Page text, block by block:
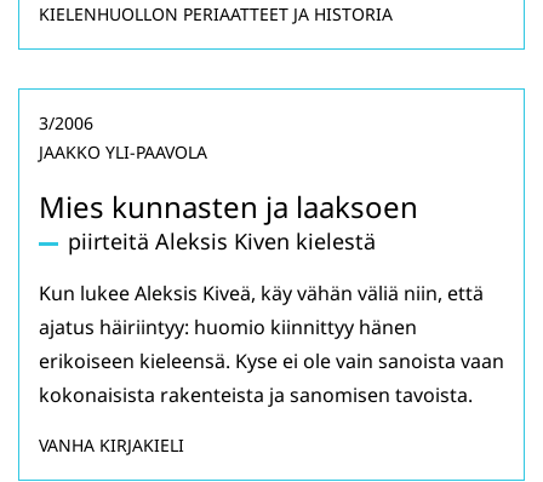
KIELENHUOLLON PERIAATTEET JA HISTORIA
Mies kunnasten ja laaksoen
piirteitä Aleksis Kiven kielestä
3/2006
JAAKKO YLI-PAAVOLA
Kun lukee Aleksis Kiveä, käy vähän väliä niin, että
ajatus häiriintyy: huomio kiinnittyy hänen
erikoiseen kieleensä. Kyse ei ole vain sanoista vaan
kokonaisista rakenteista ja sanomisen tavoista.
VANHA KIRJAKIELI